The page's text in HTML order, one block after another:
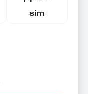
sim